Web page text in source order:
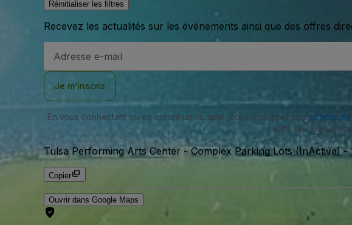
Réinitialiser les filtres
Recevez les actualités sur les événements ainsi que des offres
e-
Je m’inscris
En vous connectant ou en créant un compte, vous acceptez nos
SMS de notre part
Tulsa Performing Arts Center - Complex Parking Lots (InActive)-
Copier
Ouvrir dans Google Maps